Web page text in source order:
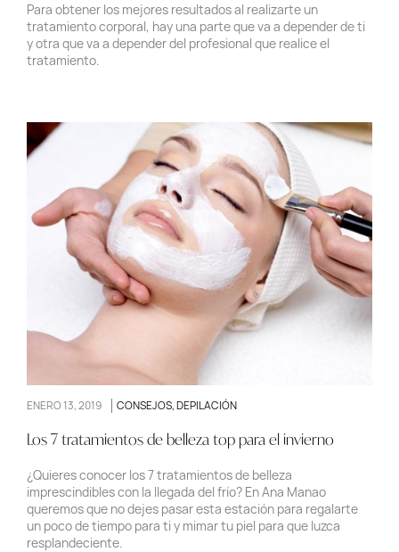
Para obtener los mejores resultados al realizarte un
tratamiento corporal, hay una parte que va a depender de ti
y otra que va a depender del profesional que realice el
tratamiento.
ENERO 13, 2019 CONSEJOS,DEPILACIÓN
Los 7 tratamientos de belleza top para el invierno
¿Quieres conocer los 7 tratamientos de belleza
imprescindibles con la llegada del frío? En Ana Manao
queremos que no dejes pasar esta estación para regalarte
un poco de tiempo para ti y mimar tu piel para que luzca
resplandeciente.